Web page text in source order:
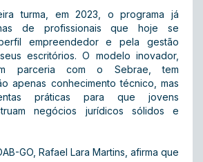
turma, em 2023, o programa já
de profissionais que hoje se
empreendedor e pela gestão
escritórios. O modelo inovador,
parceria com o Sebrae, tem
apenas conhecimento técnico, mas
práticas para que jovens
negócios jurídicos sólidos e
GO, Rafael Lara Martins, afirma que